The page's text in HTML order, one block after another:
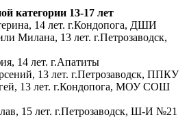
категории 13-17 лет
14 лет. г.Кондопога, ДШИ
Милана, 13 лет. г.Петрозаводск,
14 лет. г.Апатиты
13 лет. г.Петрозаводск, ППКУ
13 лет. г.Кондопога, МОУ СОШ
15 лет. г.Петрозаводск, Ш-И №21